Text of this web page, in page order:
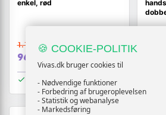
enkel, rød
1.129,-
969,- Vis
På lager
🍪 COOKIE-POLITIK
Vivas.dk bruger cookies til
- Nødvendige funktioner
- Forbedring af brugeroplevelsen
- Statistik og webanalyse
- Markedsføring